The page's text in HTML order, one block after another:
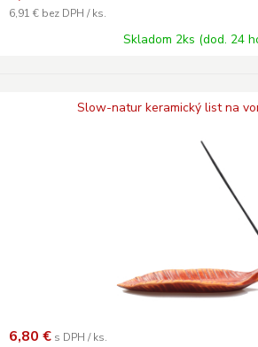
6,91 € bez DPH / ks.
Skladom 2ks (dod. 24
Slow-natur keramický list na
6,80 € s DPH / ks.